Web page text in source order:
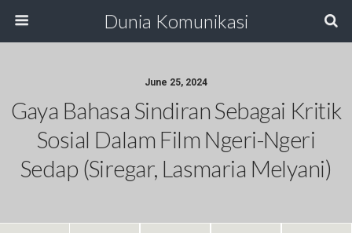
Dunia Komunikasi
June 25, 2024
Gaya Bahasa Sindiran Sebagai Kritik
Sosial Dalam Film Ngeri-Ngeri
Sedap (Siregar, Lasmaria Melyani)